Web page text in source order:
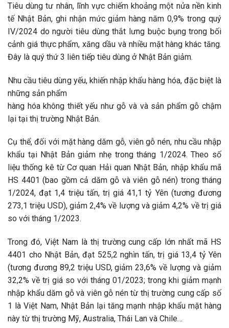
Tiêu dùng tư nhân, lĩnh vực chiếm khoảng một nửa nền kinh
tế Nhật Bản, ghi nhận mức giảm hàng năm 0,9% trong quý
IV/2024 do người tiêu dùng thắt lưng buộc bụng trong bối
cảnh giá thực phẩm, xăng dầu và nhiều mặt hàng khác tăng.
Đây là quý thứ 3 liên tiếp tiêu dùng ở Nhật Bản giảm.
Nhu cầu tiêu dùng yếu, khiến nhập khẩu hàng hóa, đặc biệt là
những sản phẩm
hàng hóa không thiết yếu như gỗ và và sản phẩm gỗ chậm
lại tại thị trường Nhật Bản.
Cụ thể, đối với mặt hàng dăm gỗ, viên gỗ nén, nhu cầu nhập
khẩu tại Nhật Bản giảm nhẹ trong tháng 1/2024. Theo số
liệu thống kê từ Cơ quan Hải quan Nhật Bản, nhập khẩu mã
HS 4401 (bao gồm cả dăm gỗ và viên gỗ nén) trong tháng
1/2024, đạt 1,4 triệu tấn, trị giá 41,1 tỷ Yên (tương đương
273,1 triệu USD), giảm 2,4% về lượng và giảm 4,2% về trị giá
so với tháng 1/2023.
Trong đó, Việt Nam là thị trường cung cấp lớn nhất mã HS
4401 cho Nhật Bản, đạt 525,2 nghìn tấn, trị giá 13,4 tỷ Yên
(tương đương 89,2 triệu USD, giảm 23,6% về lượng và giảm
32,2% về trị giá so với tháng 01/2023; trong khi giảm mạnh
nhập khẩu dăm gỗ và viên gỗ nén từ thị trường cung cấp số
1 là Việt Nam, Nhật Bản lại tăng mạnh nhập khẩu mặt hàng
này từ thị trường Mỹ, Australia, Thái Lan và Chile…